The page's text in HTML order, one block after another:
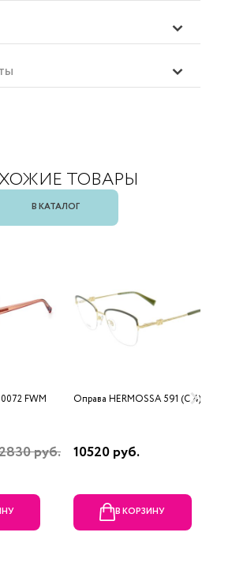
ТОВАРЫ
В КАТАЛОГ
FWM
руб.
Оправа HERMOSSA 591 (C 4)
10520 руб.
В КОРЗИНУ